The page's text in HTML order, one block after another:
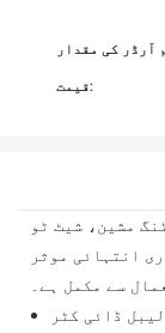
قیمت:
مشین، شیٹ ٹو
انتہائی موثر
سے مکمل ہے۔
ڈائی کٹر